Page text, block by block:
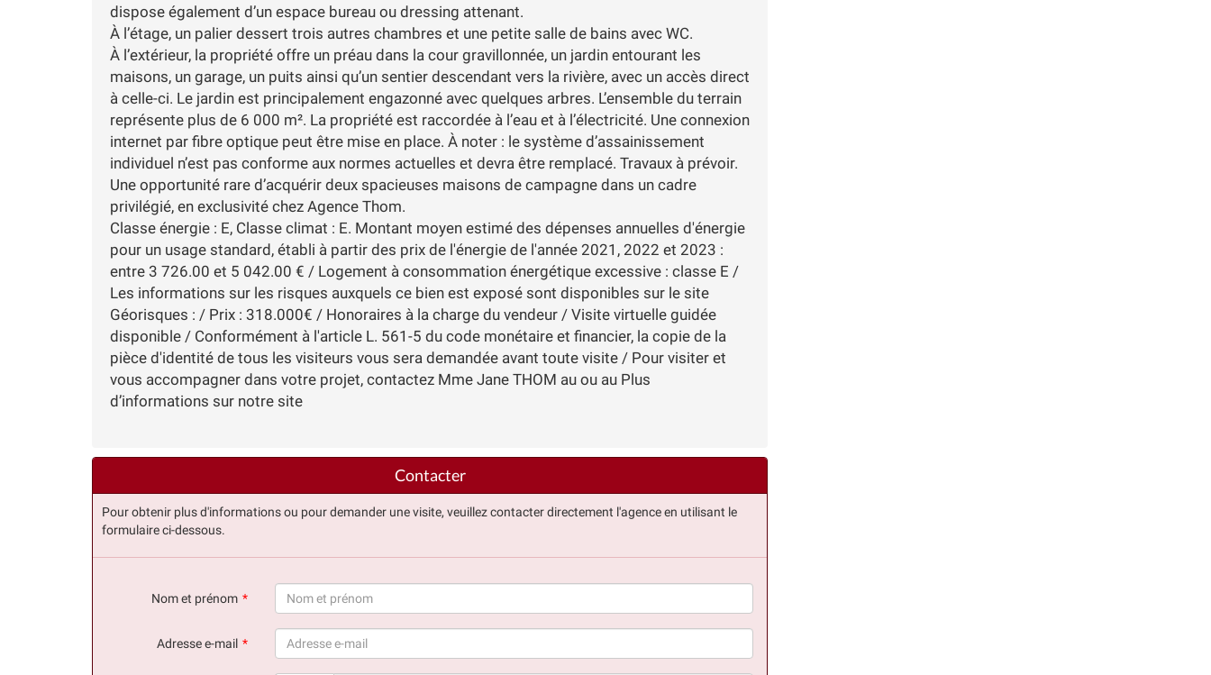
dispose également d’un espace bureau ou dressing attenant.
À l’étage, un palier dessert trois autres chambres et une petite salle de bains avec WC.
À l’extérieur, la propriété offre un préau dans la cour gravillonnée, un jardin entourant les
maisons, un garage, un puits ainsi qu’un sentier descendant vers la rivière, avec un accès direct
à celle-ci. Le jardin est principalement engazonné avec quelques arbres. L’ensemble du terrain
représente plus de 6 000 m². La propriété est raccordée à l’eau et à l’électricité. Une connexion
internet par fibre optique peut être mise en place. À noter : le système d’assainissement
individuel n’est pas conforme aux normes actuelles et devra être remplacé. Travaux à prévoir.
Une opportunité rare d’acquérir deux spacieuses maisons de campagne dans un cadre
privilégié, en exclusivité chez Agence Thom.
Classe énergie : E, Classe climat : E. Montant moyen estimé des dépenses annuelles d'énergie
pour un usage standard, établi à partir des prix de l'énergie de l'année 2021, 2022 et 2023 :
entre 3 726.00 et 5 042.00 € / Logement à consommation énergétique excessive : classe E /
Les informations sur les risques auxquels ce bien est exposé sont disponibles sur le site
Géorisques : / Prix : 318.000€ / Honoraires à la charge du vendeur / Visite virtuelle guidée
disponible / Conformément à l'article L. 561-5 du code monétaire et financier, la copie de la
pièce d'identité de tous les visiteurs vous sera demandée avant toute visite / Pour visiter et
vous accompagner dans votre projet, contactez Mme Jane THOM au ou au Plus
d’informations sur notre site
Contacter
Pour obtenir plus d'informations ou pour demander une visite, veuillez contacter directement l'agence en utilisant le
formulaire ci-dessous.
Nom et prénom
Adresse e-mail